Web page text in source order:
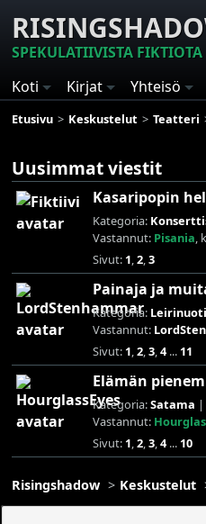
SPEKULATIIVISTA FIKTIOTA
Koti
Kirjat Yhteisö
Etusivu Keskustelut Teatteri
Uusimmat viestit
Kasaripopin
Kategoria:
Vastannut: Pisania
Sivut: 1 ,2 ,3
Painaja ja
Kategoria:
Vastannut:
Sivut: 1 ,2 ,3 ,4... 11
Elämän
Kategoria:Satama
Vastannut:
Sivut: 1 ,2 ,3 ,4... 10
Risingshadow Keskustelut